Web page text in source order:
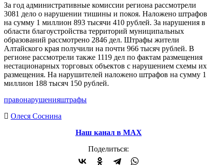
За год административные комиссии региона рассмотрели
3081 дело о нарушении тишины и покоя. Наложено штрафов
на сумму 1 миллион 893 тысячи 410 рублей. За нарушения в
области благоустройства территорий муниципальных
образований рассмотрено 2846 дел. Штрафы жители
Алтайского края получили на почти 966 тысяч рублей. В
регионе рассмотрели также 1119 дел по фактам размещения
нестационарных торговых объектов с нарушением схемы их
размещения. На нарушителей наложено штрафов на сумму 1
миллион 188 тысяч 150 рублей.
правонарушенияштрафы
Олеся Соснина
Наш канал в МАХ
Поделиться: